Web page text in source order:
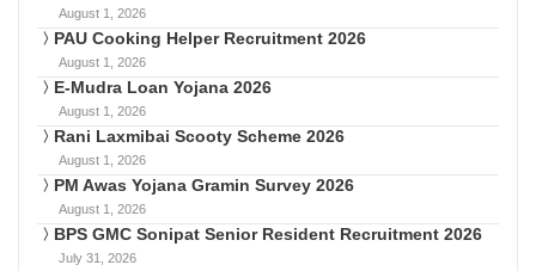
August 1, 2026
PAU Cooking Helper Recruitment 2026
August 1, 2026
E-Mudra Loan Yojana 2026
August 1, 2026
Rani Laxmibai Scooty Scheme 2026
August 1, 2026
PM Awas Yojana Gramin Survey 2026
August 1, 2026
BPS GMC Sonipat Senior Resident Recruitment 2026
July 31, 2026